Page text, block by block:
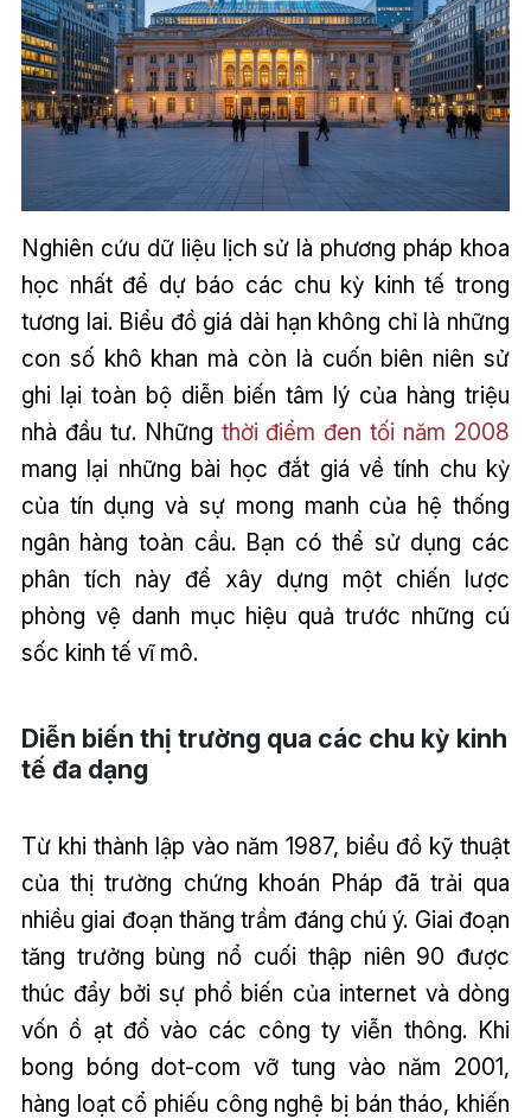
Nghiên cứu dữ liệu lịch sử là phương pháp khoa
học nhất để dự báo các chu kỳ kinh tế trong
tương lai. Biểu đồ giá dài hạn không chỉ là những
con số khô khan mà còn là cuốn biên niên sử
ghi lại toàn bộ diễn biến tâm lý của hàng triệu
nhà đầu tư. Những thời điểm đen tối năm 2008
mang lại những bài học đắt giá về tính chu kỳ
của tín dụng và sự mong manh của hệ thống
ngân hàng toàn cầu. Bạn có thể sử dụng các
phân tích này để xây dựng một chiến lược
phòng vệ danh mục hiệu quả trước những cú
sốc kinh tế vĩ mô.
Diễn biến thị trường qua các chu kỳ kinh
tế đa dạng
Từ khi thành lập vào năm 1987, biểu đồ kỹ thuật
của thị trường chứng khoán Pháp đã trải qua
nhiều giai đoạn thăng trầm đáng chú ý. Giai đoạn
tăng trưởng bùng nổ cuối thập niên 90 được
thúc đẩy bởi sự phổ biến của internet và dòng
vốn ồ ạt đổ vào các công ty viễn thông. Khi
bong bóng dot-com vỡ tung vào năm 2001,
hàng loạt cổ phiếu công nghệ bị bán tháo, khiến